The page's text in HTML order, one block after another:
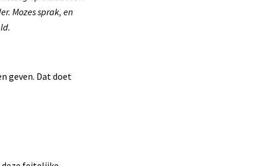
Mozes sprak, en
geven. Dat doet